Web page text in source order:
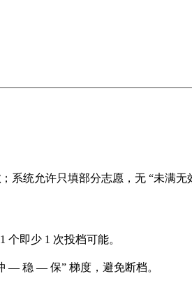
；系统允许只填部分志愿，无 “未满无
个即少 1 次投档可能。
— 稳 — 保” 梯度，避免断档。